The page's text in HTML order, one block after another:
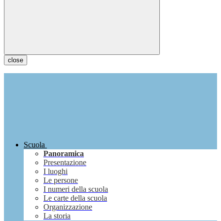
close
Scuola
Panoramica
Presentazione
I luoghi
Le persone
I numeri della scuola
Le carte della scuola
Organizzazione
La storia